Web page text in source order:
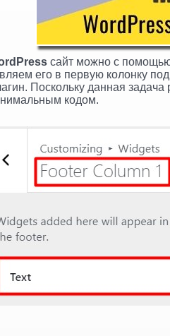
сайт можно с
его в первую колонку
Поскольку данная
кодом.